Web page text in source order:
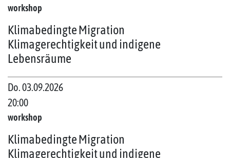
workshop
Klimabedingte Migration
Klimagerechtigkeit und indigene
Lebensräume
Do. 03.09.2026
20:00
workshop
Klimabedingte Migration
Klimagerechtigkeit und indigene